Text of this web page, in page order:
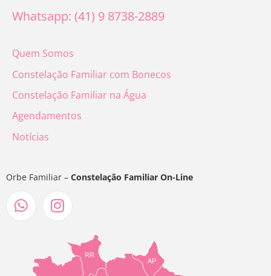
Whatsapp: (41) 9 8738-2889
Quem Somos
Constelação Familiar com Bonecos
Constelação Familiar na Água
Agendamentos
Notícias
Orbe Familiar – Constelação Familiar On-Line
AP
RR